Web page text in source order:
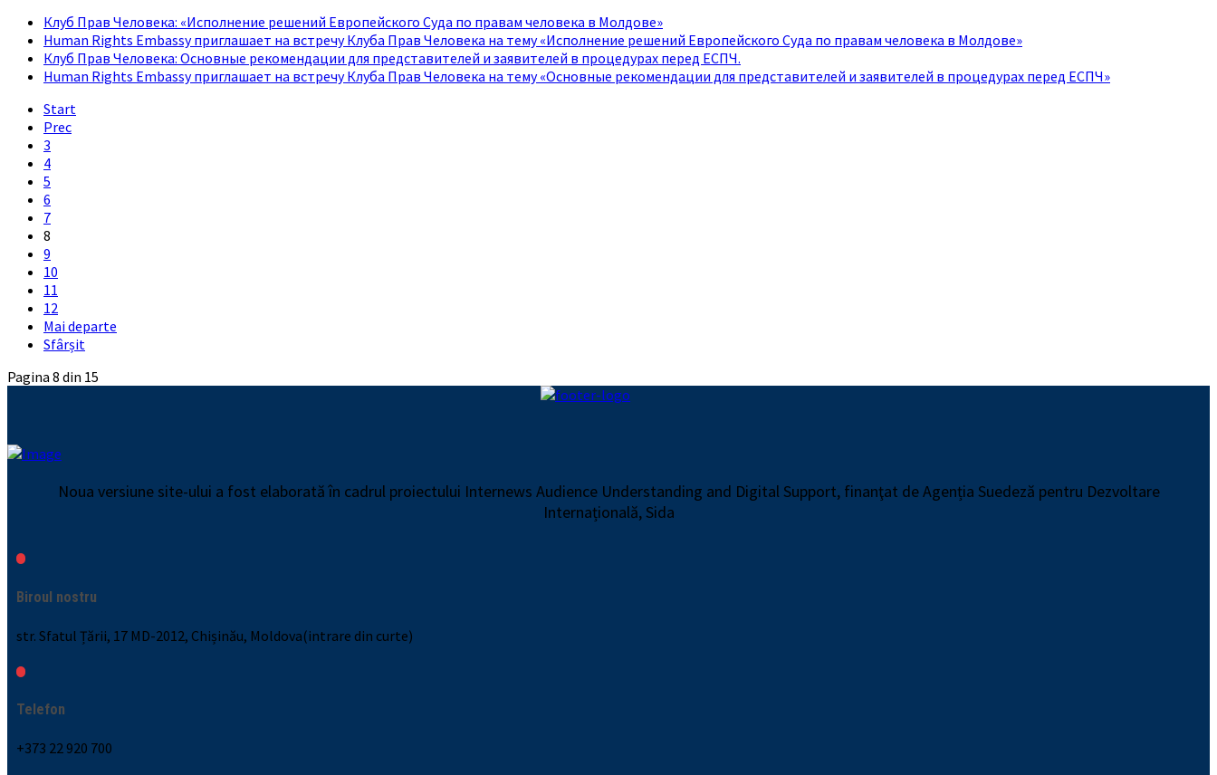
Клуб Прав Человека: «Исполнение решений Европейского Суда по правам человека в Молдове»
Human Rights Embassy приглашает на встречу Клуба Прав Человека на тему «Исполнение решений Европейского Суда по правам человека в Молдове»
Клуб Прав Человека: Основные рекомендации для представителей и заявителей в процедурах перед ЕСПЧ.
Human Rights Embassy приглашает на встречу Клуба Прав Человека на тему «Основные рекомендации для представителей и заявителей в процедурах перед ЕСПЧ»
Start
Prec
3
4
5
6
7
8
9
10
11
12
Mai departe
Sfârșit
Pagina 8 din 15
Noua versiune site-ului a fost elaborată în cadrul proiectului Internews Audience Understanding and Digital Support, finanţat de Agenția Suedeză pentru Dezvoltare
Internațională, Sida
Biroul nostru
str. Sfatul Țării, 17 MD-2012, Chișinău, Moldova(intrare din curte)
Telefon
+373 22 920 700